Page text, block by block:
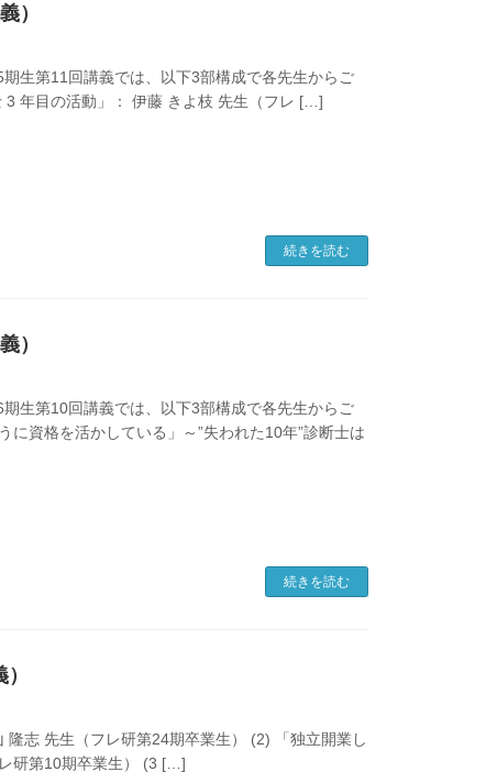
）
生第11回講義では、以下3部構成で各先生からご
年目の活動」： 伊藤 きよ枝 先生（フレ […]
続きを読む
）
生第10回講義では、以下3部構成で各先生からご
資格を活かしている」～”失われた10年”診断士は
続きを読む
志 先生（フレ研第24期卒業生） (2) 「独立開業し
研第10期卒業生） (3 […]